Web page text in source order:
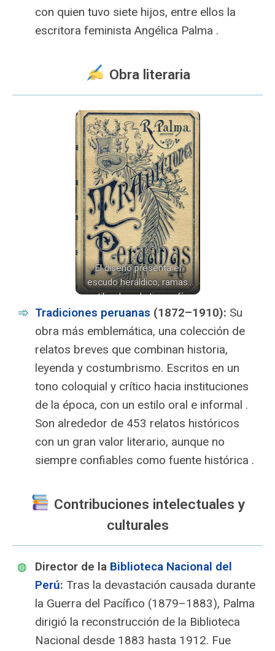
con quien tuvo siete hijos, entre ellos la
escritora feminista Angélica Palma .
️ Obra literaria
El diseño presenta el
escudo heráldico, ramas
estilizadas y la tipografía
distintiva de ‘Tradiciones
Peruanas’, obra de Ricardo
Palma.
Tradiciones peruanas (1872–1910): Su
obra más emblemática, una colección de
relatos breves que combinan historia,
leyenda y costumbrismo. Escritos en un
tono coloquial y crítico hacia instituciones
de la época, con un estilo oral e informal .
Son alrededor de 453 relatos históricos
con un gran valor literario, aunque no
siempre confiables como fuente histórica .
Contribuciones intelectuales y
culturales
Director de la Biblioteca Nacional del
Perú: Tras la devastación causada durante
la Guerra del Pacífico (1879–1883), Palma
dirigió la reconstrucción de la Biblioteca
Nacional desde 1883 hasta 1912. Fue